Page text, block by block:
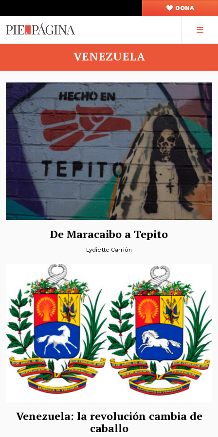
DONA
VENEZUELA
De Maracaibo a Tepito
Lydiette Carrión
Venezuela: la revolución cambia de
caballo